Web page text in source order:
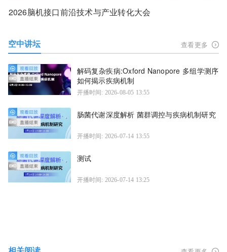
2026脑机接口前沿技术与产业转化大会
空中讲坛 查看更多
解码复杂疾病:Oxford Nanopore 多组学测序
如何揭示疾病机制
开播时间: 2026-08-05 13:55
肠菌代谢深度解析 菌群调控与疾病机制研究
开播时间: 2026-07-14 13:55
测试
开播时间: 2026-07-14 13:25